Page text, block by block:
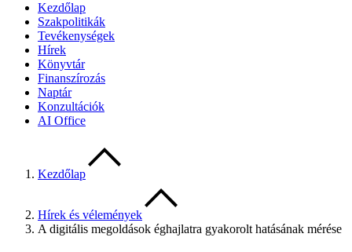
Kezdőlap
Szakpolitikák
Tevékenységek
Hírek
Könyvtár
Finanszírozás
Naptár
Konzultációk
AI Office
Kezdőlap
Hírek és vélemények
A digitális megoldások éghajlatra gyakorolt hatásának mérése